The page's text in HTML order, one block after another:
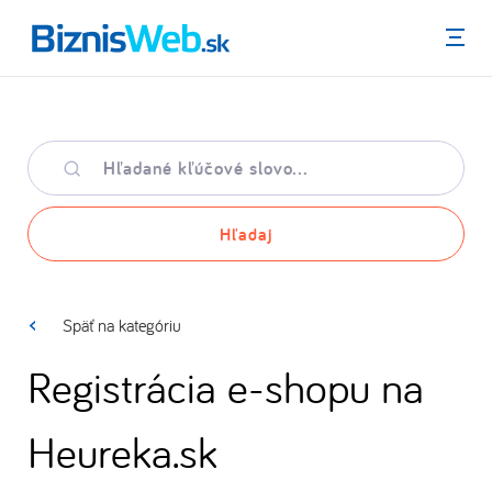
Menu
Hľadané
kľúčové
slovo
Hľadaj
Späť na kategóriu
Registrácia e-shopu na
Heureka.sk